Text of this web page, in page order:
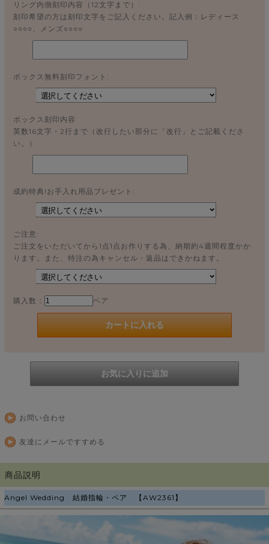
リング内側刻印内容（12文字まで）:
刻印希望の方は刻印文字をご記入ください。記入例：レディース
○○○○、メンズ○○○○
ボックス無料刻印フォント:
ボックス刻印内容:
英数16文字・2行まで（改行したい部分に「改行」とご記載くださ
い。）
成約特典!お手入れ用品プレゼント:
ご注意:
ご注文をいただいてから1点1点お作りする為、納期約4週間程度かか
ります。また、特注の為キャンセル・返品はできかねます。
購入数： ペア
お問い合わせ
友達にメールですすめる
商品説明
Angel Wedding 結婚指輪・ペア 【AW2361】